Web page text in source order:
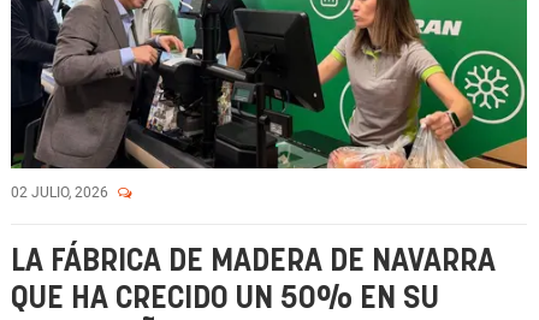
02 JULIO, 2026
LA FÁBRICA DE MADERA DE NAVARRA
QUE HA CRECIDO UN 50% EN SU